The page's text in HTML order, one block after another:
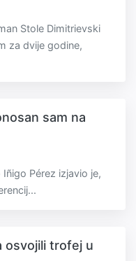
Stole Dimitrievski
za dvije godine,
sam na
Pérez izjavio je,
osvojili trofej u